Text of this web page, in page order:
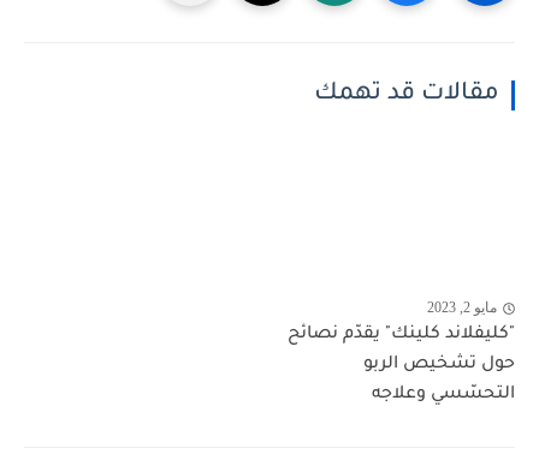
مقالات قد تهمك
مايو 2, 2023
"كليفلاند كلينك" يقدّم نصائح
حول تشخيص الربو
التحسّسي وعلاجه